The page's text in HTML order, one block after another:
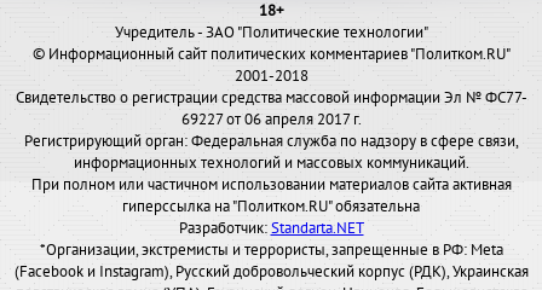
18+
Учредитель - ЗАО "Политические технологии"
© Информационный сайт политических комментариев "Политком.RU"
2001-2018
Свидетельство о регистрации средства массовой информации Эл № ФС77-
69227 от 06 апреля 2017 г.
Регистрирующий орган: Федеральная служба по надзору в сфере связи,
информационных технологий и массовых коммуникаций.
При полном или частичном использовании материалов сайта активная
гиперссылка на "Политком.RU" обязательна
Разработчик:Standarta.NET
*Организации, экстремисты и террористы, запрещенные в РФ: Meta
(Facebook и Instagram), Русский добровольческий корпус (РДК), Украинская